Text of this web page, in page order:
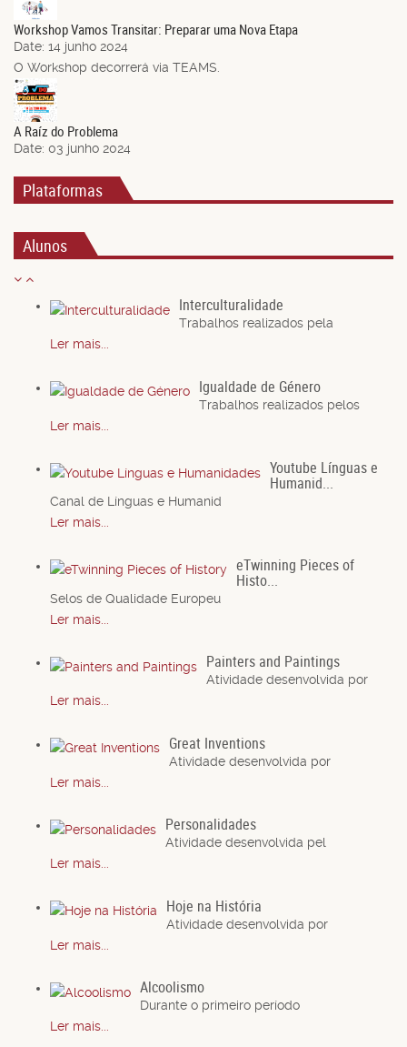
Jun.
Workshop Vamos Transitar: Preparar uma Nova Etapa
Date: 14 junho 2024
O Workshop decorrerá via TEAMS.
03
Jun.
A Raíz do Problema
Date: 03 junho 2024
Plataformas
Alunos
Interculturalidade
Trabalhos realizados pela
Ler mais...
Igualdade de Género
Trabalhos realizados pelos
Ler mais...
Youtube Línguas e
Humanid...
Canal de Línguas e Humanid
Ler mais...
eTwinning Pieces of
Histo...
Selos de Qualidade Europeu
Ler mais...
Painters and Paintings
Atividade desenvolvida por
Ler mais...
Great Inventions
Atividade desenvolvida por
Ler mais...
Personalidades
Atividade desenvolvida pel
Ler mais...
Hoje na História
Atividade desenvolvida por
Ler mais...
Alcoolismo
Durante o primeiro período
Ler mais...